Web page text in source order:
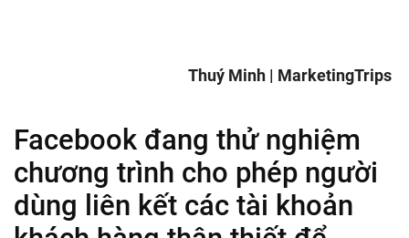
Thuý Minh | MarketingTrips
Facebook đang thử nghiệm
chương trình cho phép người
dùng liên kết các tài khoản